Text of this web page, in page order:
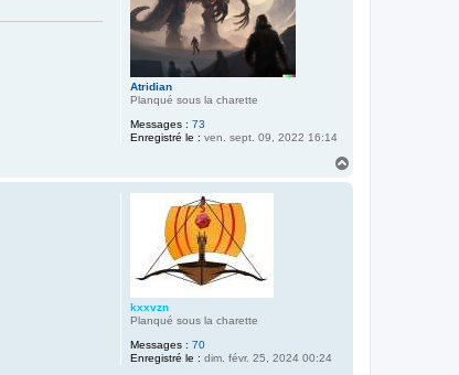
Atridian
Planqué sous la charette
Messages : 73
Enregistré le : ven. sept. 09, 2022 16:14
kxxvzn
Planqué sous la charette
Messages : 70
Enregistré le : dim. févr. 25, 2024 00:24